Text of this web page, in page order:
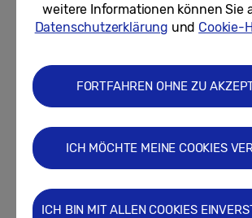
05.08.2026
das LAN-Party-
Gaming Night ins
Neueste Beiträge
weitere Informationen können Sie
Datenschutzerklärung und Cookie-
FORTFAHREN OHNE ZU
ICH MÖCHTE MEINE COOKIES
ICH BIN MIT ALLEN COOKIES